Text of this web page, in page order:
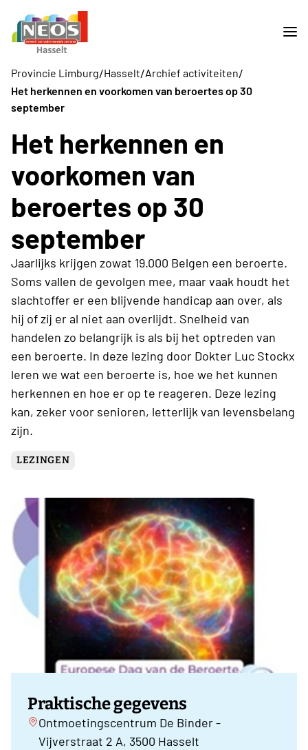
Provincie Limburg/Hasselt/Archief activiteiten/
Het herkennen en voorkomen van beroertes op 30
september
Het herkennen en
voorkomen van
beroertes op 30
september
Jaarlijks krijgen zowat 19.000 Belgen een beroerte.
Soms vallen de gevolgen mee, maar vaak houdt het
slachtoffer er een blijvende handicap aan over, als
hij of zij er al niet aan overlijdt. Snelheid van
handelen zo belangrijk is als bij het optreden van
een beroerte. In deze lezing door Dokter Luc Stockx
leren we wat een beroerte is, hoe we het kunnen
herkennen en hoe er op te reageren. Deze lezing
kan, zeker voor senioren, letterlijk van levensbelang
zijn.
LEZINGEN
Praktische gegevens
Ontmoetingscentrum De Binder -
Vijverstraat 2 A, 3500 Hasselt